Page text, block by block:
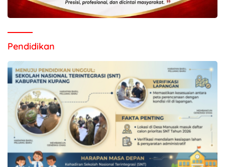
Pendidikan